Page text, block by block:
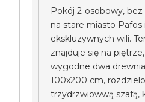
Pokój 2-osobowy,
na stare miasto Pafos
ekskluzywnych wili.
znajduje się na
wygodne dwa
100x200 cm,
trzydrzwiowwą szafą,